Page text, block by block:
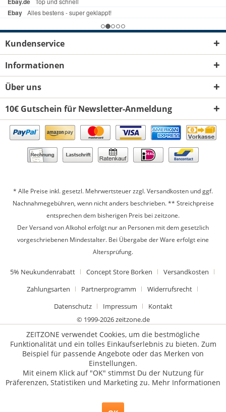
Kundenservice
Informationen
Über uns
10€ Gutschein für Newsletter-Anmeldung
* Alle Preise inkl. gesetzl. Mehrwertsteuer zzgl.Versandkosten und ggf.
Nachnahmegebühren, wenn nicht anders beschrieben. ** Streichpreise
entsprechen dem bisherigen Preis bei zeitzone.
Der Versand von Alkohol erfolgt nur an Personen mit dem gesetzlich
vorgeschriebenen Mindestalter. Bei Übergabe der Ware erfolgt eine
Altersprüfung.
5% Neukundenrabatt Concept Store Borken
Versandkosten
Zahlungsarten
Partnerprogramm
Widerrufsrecht
Datenschutz
Impressum
Kontakt
© 1999-2026 zeitzone.de
ZEITZONE verwendet Cookies, um die bestmögliche
Funktionalität und ein tolles Einkaufserlebnis zu bieten. Zum
Beispiel für passende Angebote oder das Merken von
Einstellungen.
Mit einem Klick auf "OK" stimmst Du der Nutzung für
Präferenzen, Statistiken und Marketing zu. Mehr Informationen